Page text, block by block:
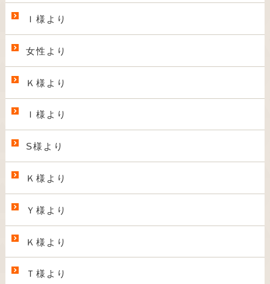
Ｉ様より
女性より
Ｋ様より
Ｉ様より
S様より
Ｋ様より
Ｙ様より
Ｋ様より
Ｔ様より